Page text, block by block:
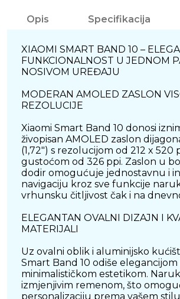
Opis Specifikacija
XIAOMI SMART BAND 10 –
FUNKCIONALNOST U JEDNOM
NOSIVOM UREĐAJU
MODERAN AMOLED ZASLON
REZOLUCIJE
Xiaomi Smart Band 10 donosi
živopisan AMOLED zaslon
(1,72") s rezolucijom od 212 x 520
gustoćom od 326 ppi. Zaslon u
dodir omogućuje jednostavnu i
navigaciju kroz sve funkcije
vrhunsku čitljivost čak i na
ELEGANTAN OVALNI DIZAJN I
MATERIJALI
Uz ovalni oblik i aluminijsko
Smart Band 10 odiše elegancijom
minimalističkom estetikom.
izmjenjivim remenom, što
personalizaciju prema vašem